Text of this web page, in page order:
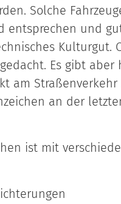
Solche
entsprechen und
Es gibt
am
an der
ist mit